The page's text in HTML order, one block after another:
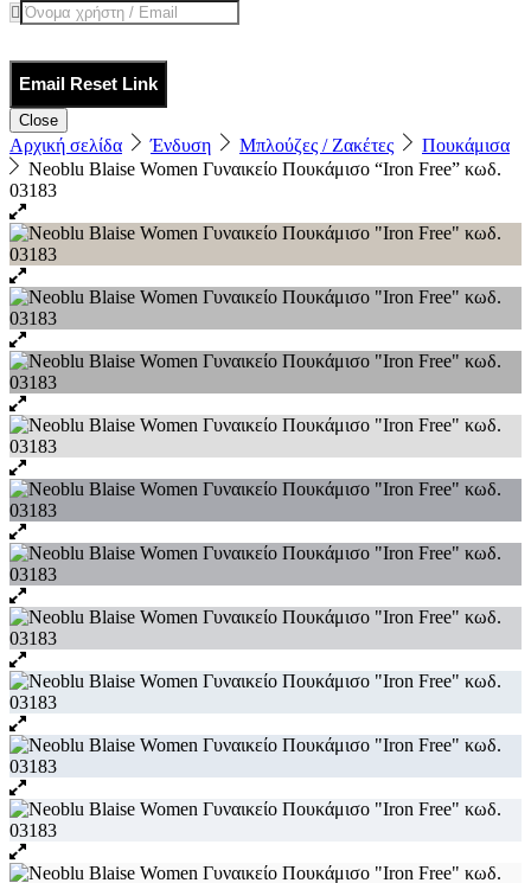
Email Reset Link
Close
Αρχική σελίδα Ένδυση Μπλούζες / Ζακέτες
Πουκάμισα
Neoblu Blaise Women Γυναικείο Πουκάμισο “Iron Free” κωδ.
03183